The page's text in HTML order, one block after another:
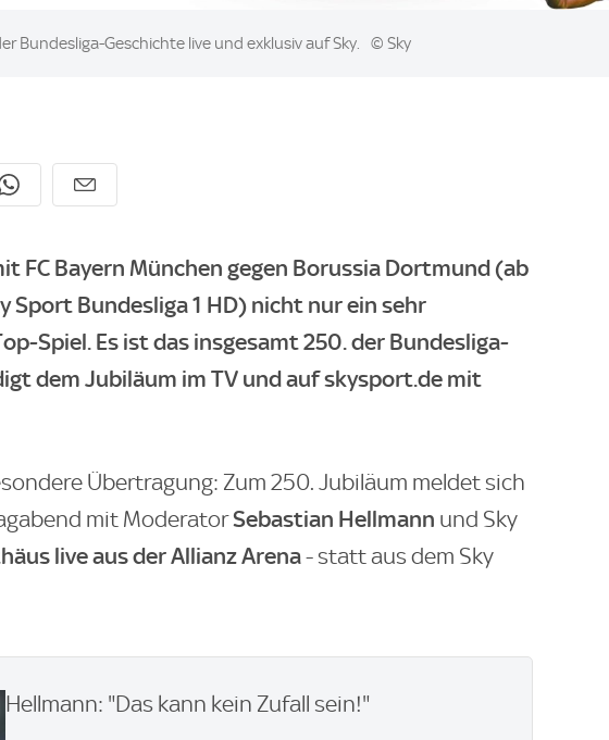
Bundesliga-Geschichte live und exklusiv auf Sky. © Sky
FC Bayern München gegen Borussia Dortmund (ab
Sport Bundesliga 1 HD) nicht nur ein sehr
Spiel. Es ist das insgesamt 250. der Bundesliga-
dem Jubiläum im TV und auf skysport.de mit
Übertragung: Zum 250. Jubiläum meldet sich
mit ModeratorSebastian Hellmann und Sky
live aus der Allianz Arena- statt aus dem Sky
Hellmann: "Das kann kein Zufall sein!"